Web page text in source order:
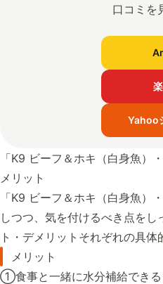
口コミを
Yahoo
「K9 ビーフ＆ホキ（白身魚）
メリット
「K9 ビーフ＆ホキ（白身魚）
しつつ、気を付けるべき点を
ト・デメリットそれぞれの具体
メリット
①食事と一緒に水分補給できる